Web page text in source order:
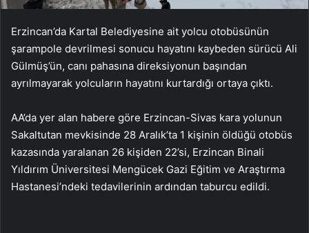
Erzincan’da Kartal Belediyesine ait yolcu otobüsünün
şarampole devrilmesi sonucu hayatını kaybeden sürücü Ali
Gülmüş’ün, canı pahasına direksiyonun başından
ayrılmayarak yolcuların hayatını kurtardığı ortaya çıktı.
AA’da yer alan habere göre Erzincan-Sivas kara yolunun
Sakaltutan mevkisinde 28 Aralık’ta 1 kişinin öldüğü otobüs
kazasında yaralanan 26 kişiden 22’si, Erzincan Binali
Yıldırım Üniversitesi Mengücek Gazi Eğitim ve Araştırma
Hastanesi’ndeki tedavilerinin ardından taburcu edildi.